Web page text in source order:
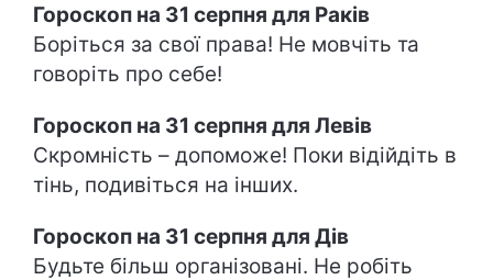
Гороскоп на 31 серпня для Раків
Боріться за свої права! Не мовчіть та
говоріть про себе!
Гороскоп на 31 серпня для Левів
Скромність – допоможе! Поки відійдіть в
тінь, подивіться на інших.
Гороскоп на 31 серпня для Дів
Будьте більш організовані. Не робіть